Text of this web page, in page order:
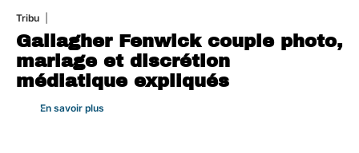
Tribu
Gallagher Fenwick couple photo,
mariage et discrétion
médiatique expliqués
En savoir plus